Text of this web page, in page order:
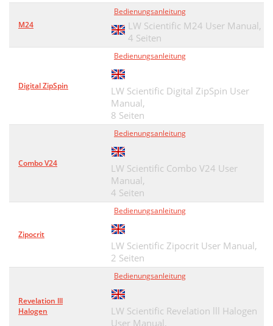
M24
Bedienungsanleitung
LW Scientific M24 User Manual,
4 Seiten
Digital ZipSpin
Bedienungsanleitung
LW Scientific Digital ZipSpin User
Manual,
8 Seiten
Combo V24
Bedienungsanleitung
LW Scientific Combo V24 User
Manual,
4 Seiten
Zipocrit
Bedienungsanleitung
LW Scientific Zipocrit User Manual,
2 Seiten
Revelation lll
Halogen
Bedienungsanleitung
LW Scientific Revelation lll Halogen
User Manual,